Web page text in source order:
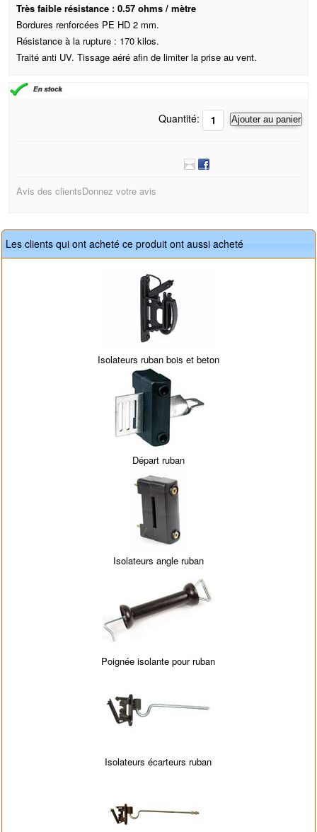
Très faible résistance : 0.57 ohms / mètre
Bordures renforcées PE HD 2 mm.
Résistance à la rupture : 170 kilos.
Traité anti UV. Tissage aéré afin de limiter la prise au vent.
Quantité: Ajouter au panier
Avis des clientsDonnez votre avis
Les clients qui ont acheté ce produit ont aussi acheté
Isolateurs ruban bois et beton
Départ ruban
Isolateurs angle ruban
Poignée isolante pour ruban
Isolateurs écarteurs ruban